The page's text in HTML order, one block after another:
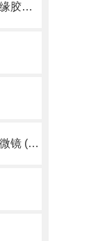
【小丸子上新】永森电机电源绝缘胶套50AMP现货
京都玉崎分享什么是扫描探针显微镜 (SPM)？